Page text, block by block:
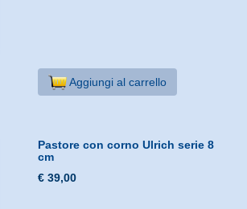
Aggiungi al carrello
Pastore con corno Ulrich serie 8
cm
€ 39,00